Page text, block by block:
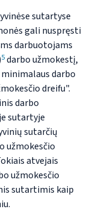
sutartyse
gali nuspręsti
darbuotojams
5darbo užmokestį,
darbo
dreifu".
darbo
sutartyje
sutarčių
užmokesčio
atvejais
užmokesčio
sutartimis kaip